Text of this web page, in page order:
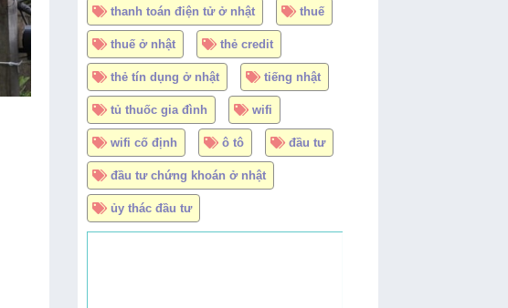
thanh toán điện tử ở nhật thuế
thuế ở nhật thẻ credit
thẻ tín dụng ở nhật tiếng nhật
tủ thuốc gia đình wifi
wifi cố định ô tô đầu tư
đầu tư chứng khoán ở nhật
ủy thác đầu tư